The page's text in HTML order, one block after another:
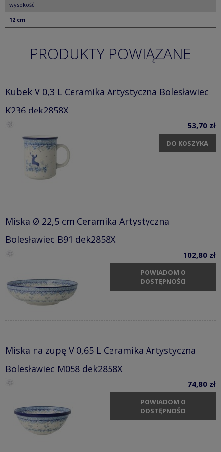
wysokość
12 cm
PRODUKTY POWIĄZANE
Kubek V 0,3 L Ceramika Artystyczna Bolesławiec
K236 dek2858X
53,70 zł
DO KOSZYKA
Miska Ø 22,5 cm Ceramika Artystyczna
Bolesławiec B91 dek2858X
102,80 zł
POWIADOM O
DOSTĘPNOŚCI
Miska na zupę V 0,65 L Ceramika Artystyczna
Bolesławiec M058 dek2858X
74,80 zł
POWIADOM O
DOSTĘPNOŚCI